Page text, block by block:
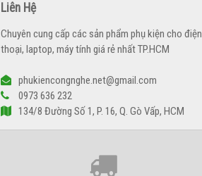
Liên Hệ
Chuyên cung cấp các sản phẩm phụ kiện cho điện
thoại, laptop, máy tính giá rẻ nhất TP.HCM
phukiencongnghe.net@gmail.com
0973 636 232
134/8 Đường Số 1, P. 16, Q. Gò Vấp, HCM